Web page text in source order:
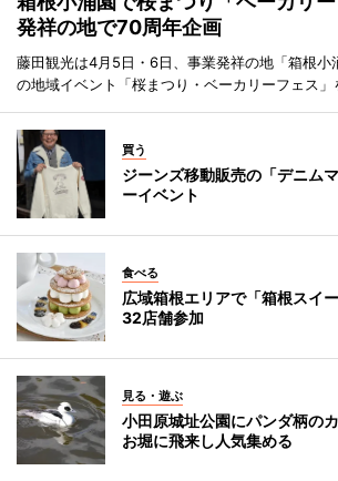
発祥の地で70周年企画
藤田観光は4月5日・6日、事業発祥の地「箱根小
の地域イベント「桜まつり・ベーカリーフェス」
買う
ジーンズ移動販売の「デニム
ーイベント
食べる
広域箱根エリアで「箱根スイ
32店舗参加
見る・遊ぶ
小田原城址公園にパンダ柄の
お堀に飛来し人気集める